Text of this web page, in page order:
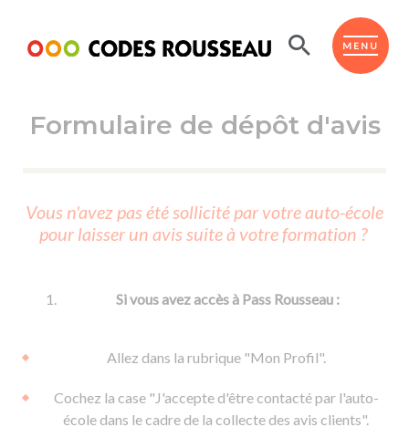
MENU
ESPACE ÉLÈVE
Code de la route
Passer l'ASSR
Réviser le code
Passer l'ETM
Permis voiture
Permis remorque
Permis & handicap
d'apprentissage
De la conduite en voiture
De la conduite à moto
Formations pro.
Permis poids lourd
Formulaire de dépôt d'avis
Vous n'avez pas été sollicité par votre auto-école
pour laisser un avis suite à votre formation ?
Si vous avez accès à Pass Rousseau :
Allez dans la rubrique "Mon Profil".
Cochez la case "J'accepte d'être contacté par l'auto-
école dans le cadre de la collecte des avis clients".